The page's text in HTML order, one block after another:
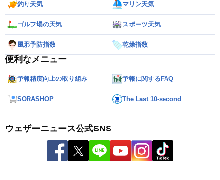
釣り天気 マリン天気
ゴルフ場の天気 スポーツ天気
風邪予防指数 乾燥指数
便利なメニュー
予報精度向上の取り組み 予報に関するFAQ
SORASHOP The Last 10-second
ウェザーニュース公式SNS